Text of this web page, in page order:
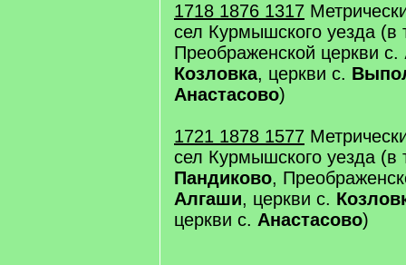
1718 1876 1317
сел Курмышского уезда (в
Преображенской церкви с.
Козловка, церкви с.
Анастасово)
1721 1878 1577
сел Курмышского уезда (в
Пандиково,
Алгаши, церкви с.
церкви с. Анастасово)